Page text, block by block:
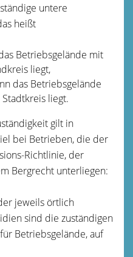
untere
heißt
Betriebsgelände mit
liegt,
das Betriebsgelände
liegt.
gilt in
bei Betrieben, die der
Richtlinie, der
Bergrecht unterliegen:
jeweils örtlich
sind die zuständigen
Betriebsgelände, auf